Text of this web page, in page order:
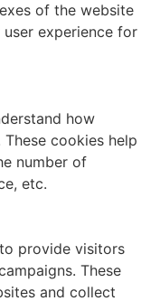
of the website
experience for
how
cookies help
number of
etc.
provide visitors
These
and collect